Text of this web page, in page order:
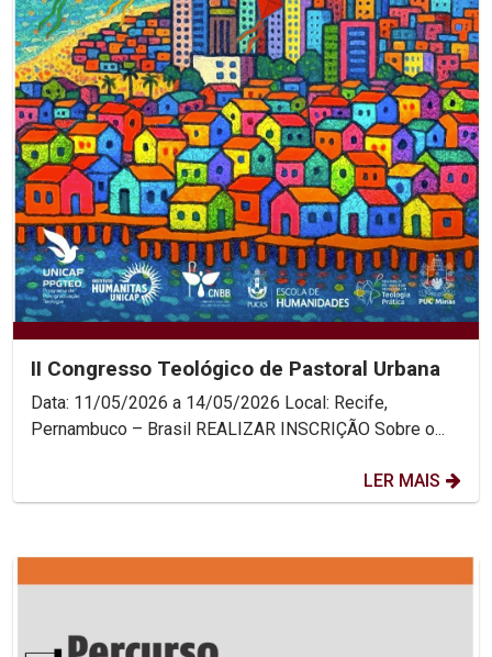
II Congresso Teológico de Pastoral Urbana
Data: 11/05/2026 a 14/05/2026 Local: Recife,
Pernambuco – Brasil REALIZAR INSCRIÇÃO Sobre o...
LER MAIS